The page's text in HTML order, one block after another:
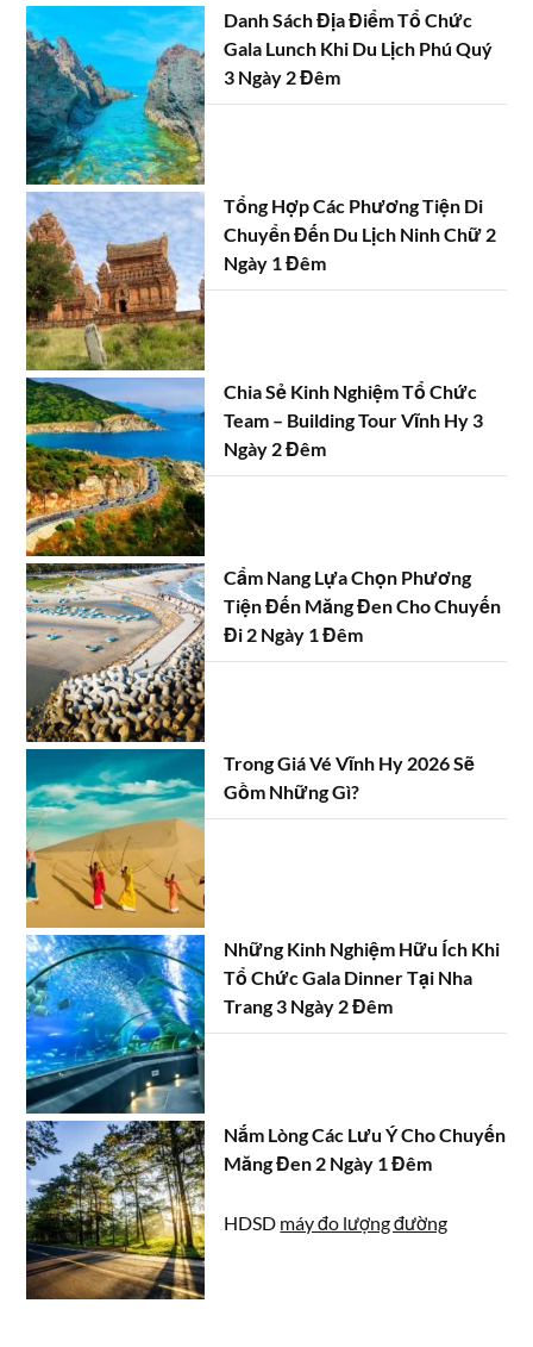
Danh Sách Địa Điểm Tổ Chức
Gala Lunch Khi Du Lịch Phú Quý
3 Ngày 2 Đêm
Tổng Hợp Các Phương Tiện Di
Chuyển Đến Du Lịch Ninh Chữ 2
Ngày 1 Đêm
Chia Sẻ Kinh Nghiệm Tổ Chức
Team – Building Tour Vĩnh Hy 3
Ngày 2 Đêm
Cẩm Nang Lựa Chọn Phương
Tiện Đến Măng Đen Cho Chuyến
Đi 2 Ngày 1 Đêm
Trong Giá Vé Vĩnh Hy 2026 Sẽ
Gồm Những Gì?
Những Kinh Nghiệm Hữu Ích Khi
Tổ Chức Gala Dinner Tại Nha
Trang 3 Ngày 2 Đêm
Nắm Lòng Các Lưu Ý Cho Chuyến
Măng Đen 2 Ngày 1 Đêm
HDSD máy đo lượng đường